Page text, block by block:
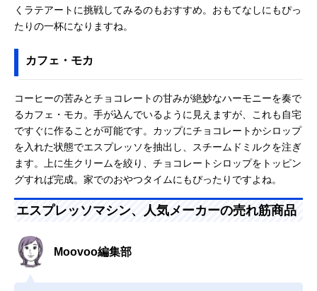
くラテアートに挑戦してみるのもおすすめ。おもてなしにもぴっ
たりの一杯になりますね。
カフェ・モカ
コーヒーの苦みとチョコレートの甘みが絶妙なハーモニーを奏で
るカフェ・モカ。手が込んでいるように見えますが、これも自宅
ですぐに作ることが可能です。カップにチョコレートかシロップ
を入れた状態でエスプレッソを抽出し、スチームドミルクを注ぎ
ます。上に生クリームを絞り、チョコレートシロップをトッピン
グすれば完成。家でのおやつタイムにもぴったりですよね。
エスプレッソマシン、人気メーカーの売れ筋商品
Moovoo編集部